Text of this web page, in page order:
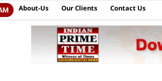
About-Us Our Clients Contact Us